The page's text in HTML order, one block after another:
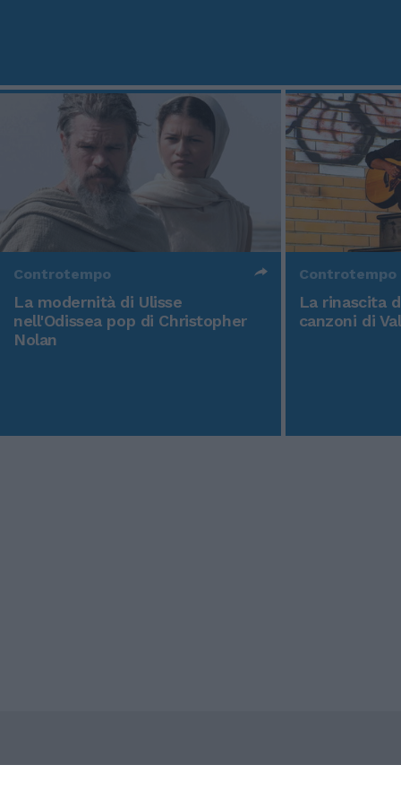
Controtempo
La modernità di Ulisse
nell'Odissea pop di Christopher
Nolan
Controtempo
La rinascita
canzoni di